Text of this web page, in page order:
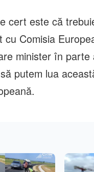
cert este că
cu Comisia
minister în
putem lua